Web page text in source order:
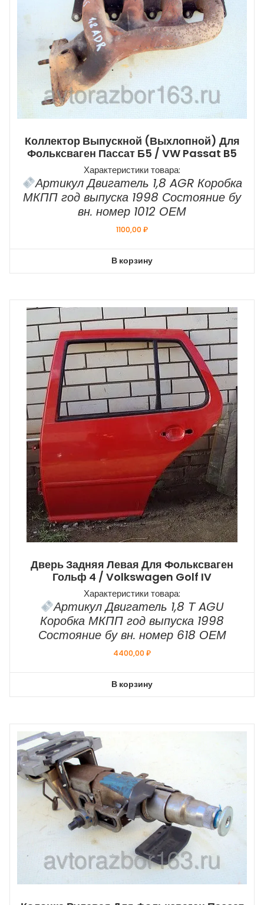
Коллектор Выпускной (выхлопной) Для
Фольксваген Пассат Б5 / VW Passat B5
Характеристики товара:
Артикул Двигатель 1,8 AGR Коробка
МКПП год выпуска 1998 Состояние бу
вн. номер 1012 ОЕМ
1100,00₽
В корзину
Дверь Задняя Левая Для Фольксваген
Гольф 4 / Volkswagen Golf IV
Характеристики товара:
Артикул Двигатель 1,8 Т AGU
Коробка МКПП год выпуска 1998
Состояние бу вн. номер 618 ОЕМ
4400,00₽
В корзину